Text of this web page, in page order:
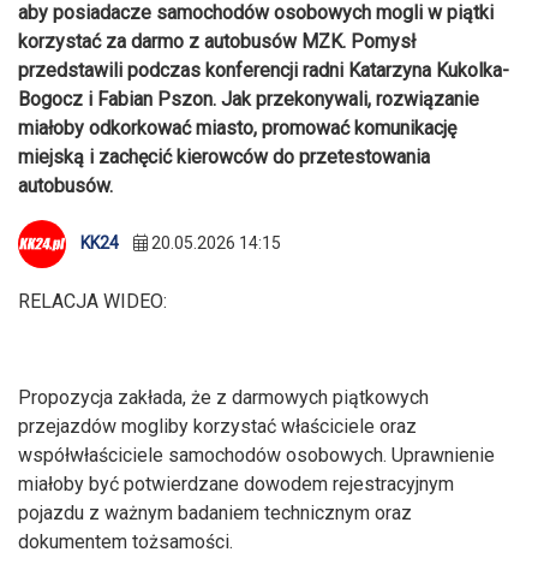
aby posiadacze samochodów osobowych mogli w piątki
korzystać za darmo z autobusów MZK. Pomysł
przedstawili podczas konferencji radni Katarzyna Kukolka-
Bogocz i Fabian Pszon. Jak przekonywali, rozwiązanie
miałoby odkorkować miasto, promować komunikację
miejską i zachęcić kierowców do przetestowania
autobusów.
KK24 20.05.2026 14:15
RELACJA WIDEO:
Propozycja zakłada, że z darmowych piątkowych
przejazdów mogliby korzystać właściciele oraz
współwłaściciele samochodów osobowych. Uprawnienie
miałoby być potwierdzane dowodem rejestracyjnym
pojazdu z ważnym badaniem technicznym oraz
dokumentem tożsamości.